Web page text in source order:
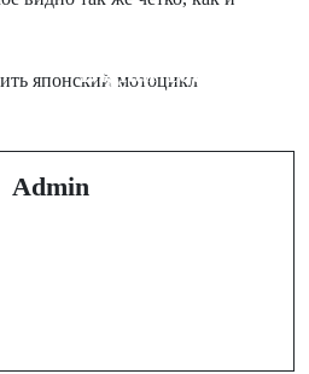
японский мотоцикл
Digital Tourism
Admin